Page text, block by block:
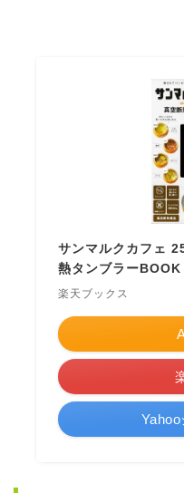
サンマルクカフェ
熱タンブラー
楽天ブックス